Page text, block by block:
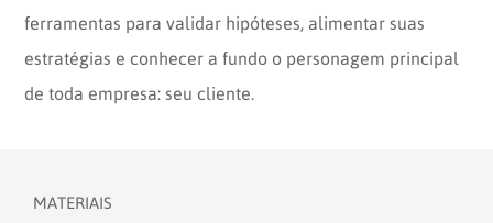
ferramentas para validar hipóteses, alimentar suas
estratégias e conhecer a fundo o personagem principal
de toda empresa: seu cliente.
MATERIAIS